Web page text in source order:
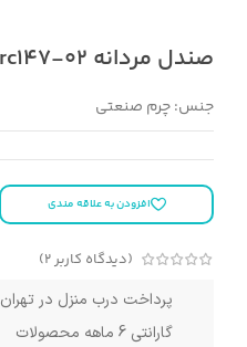
صندل مردانه mrc147-02
جنس: چرم صنعتی
افزودن به علاقه مندی
(دیدگاه کاربر2
)
پرداخت درب منزل در تهران
گارانتی 6 ماهه محصولات